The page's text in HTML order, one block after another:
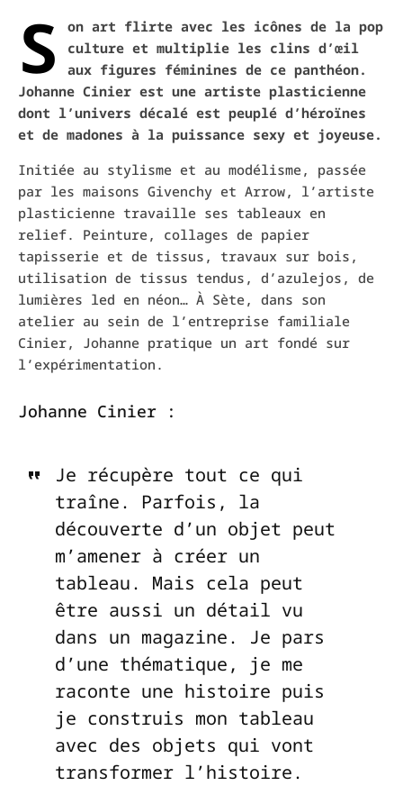
S
on art flirte avec les icônes de la pop
culture et multiplie les clins d’œil
aux figures féminines de ce panthéon.
Johanne Cinier est une artiste plasticienne
dont l’univers décalé est peuplé d’héroïnes
et de madones à la puissance sexy et joyeuse.
Initiée au stylisme et au modélisme, passée
par les maisons Givenchy et Arrow, l’artiste
plasticienne travaille ses tableaux en
relief. Peinture, collages de papier
tapisserie et de tissus, travaux sur bois,
utilisation de tissus tendus, d’azulejos, de
lumières led en néon… À Sète, dans son
atelier au sein de l’entreprise familiale
Cinier, Johanne pratique un art fondé sur
l’expérimentation.
Johanne Cinier :
Je récupère tout ce qui
traîne. Parfois, la
découverte d’un objet peut
m’amener à créer un
tableau. Mais cela peut
être aussi un détail vu
dans un magazine. Je pars
d’une thématique, je me
raconte une histoire puis
je construis mon tableau
avec des objets qui vont
transformer l’histoire.